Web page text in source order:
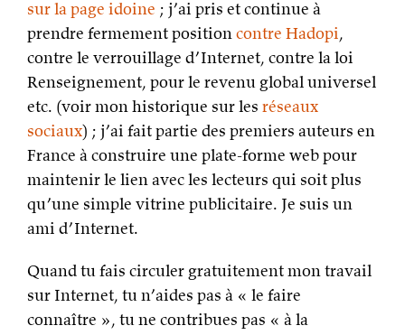
sur la page idoine ; j’ai pris et continue à
prendre fermement positioncontre Hadopi,
contre le verrouillage d’Internet, contre la loi
Renseignement, pour le revenu global universel
etc. (voir mon historique sur les réseaux
sociaux) ; j’ai fait partie des premiers auteurs en
France à construire une plate-forme web pour
maintenir le lien avec les lecteurs qui soit plus
qu’une simple vitrine publicitaire. Je suis un
ami d’Internet.
Quand tu fais circuler gratuitement mon travail
sur Internet, tu n’aides pas à « le faire
connaître », tu ne contribues pas « à la